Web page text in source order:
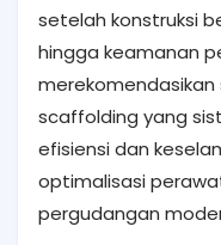
setelah konstruksi
hingga keamanan
scaffolding yang
efisiensi dan
optimalisasi
pergudangan